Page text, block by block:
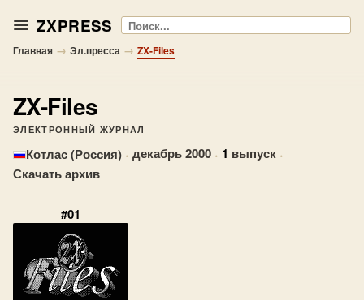
ZXPRESS Поиск
Главная → Эл.пресса → ZX-Files
ZX-Files
ЭЛЕКТРОННЫЙ ЖУРНАЛ
Котлас (Россия) · декабрь 2000 · 1 выпуск ·
Скачать архив
#01